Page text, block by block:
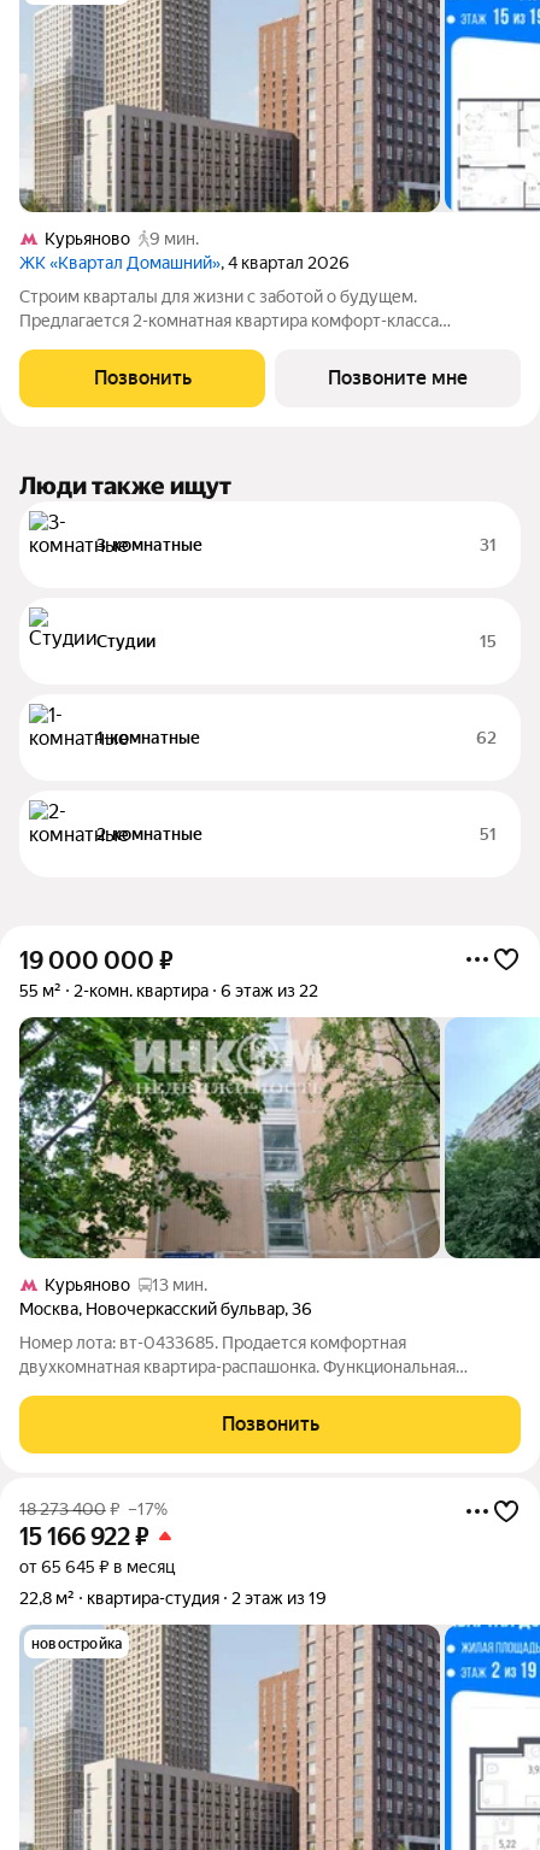
Курьяново
9 мин.
ЖК «Квартал Домашний», 4 квартал 2026
Строим кварталы для жизни с заботой о будущем.
Предлагается 2-комнатная квартира комфорт-класса
этаже, в жилом комплексе "Квартал Домашний".Застройщик
сдает квартиры с отделкой в нескольких
Позвонить Позвоните мне
Люди также ищут
3-комнатные 31
Студии 15
1-комнатные 62
2-комнатные 51
19 000 000 ₽
55 м² 2-комн. квартира 6 этаж из 22
Курьяново
13 мин.
Москва, Новочеркасский бульвар,36
Номер лота: вт-0433685. Продается комфортная
двухкомнатная квартира-распашонка. Функциональная
Квартира в отличном состоянии, залита естественным светом
- ощущаются простор и тепло. Вы легко
Позвонить
18 273 400₽ –17%
15 166 922₽
от 65 645 ₽ в месяц
22,8 м²
квартира-студия 2 этаж из 19
новостройка